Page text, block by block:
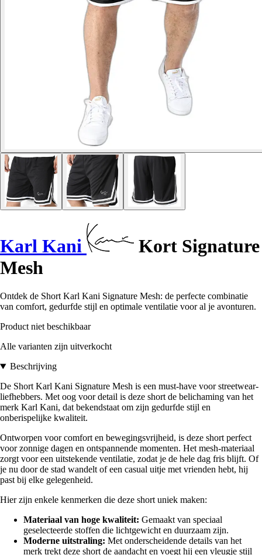
Karl Kani
Kort Signature
Mesh
Ontdek de Short Karl Kani Signature Mesh: de perfecte combinatie
van comfort, gedurfde stijl en optimale ventilatie voor al je avonturen.
Product niet beschikbaar
Alle varianten zijn uitverkocht
Beschrijving
De Short Karl Kani Signature Mesh is een must-have voor streetwear-
liefhebbers. Met oog voor detail is deze short de belichaming van het
merk Karl Kani, dat bekendstaat om zijn gedurfde stijl en
onberispelijke kwaliteit.
Ontworpen voor comfort en bewegingsvrijheid, is deze short perfect
voor zonnige dagen en ontspannende momenten. Het mesh-materiaal
zorgt voor een uitstekende ventilatie, zodat je de hele dag fris blijft. Of
je nu door de stad wandelt of een casual uitje met vrienden hebt, hij
past bij elke gelegenheid.
Hier zijn enkele kenmerken die deze short uniek maken:
Materiaal van hoge kwaliteit: Gemaakt van speciaal
geselecteerde stoffen die lichtgewicht en duurzaam zijn.
Moderne uitstraling: Met onderscheidende details van het
merk trekt deze short de aandacht en voegt hij een vleugje stijl